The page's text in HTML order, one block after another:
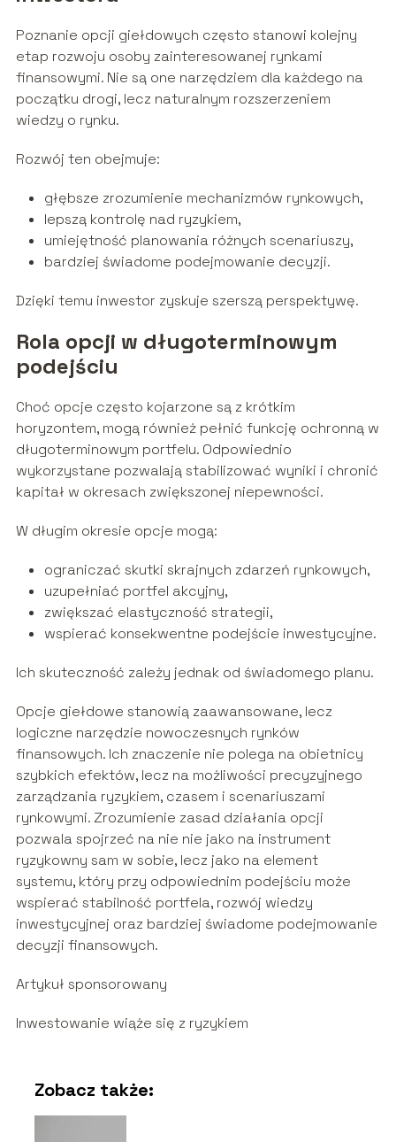
Poznanie opcji giełdowych często stanowi kolejny
etap rozwoju osoby zainteresowanej rynkami
finansowymi. Nie są one narzędziem dla każdego na
początku drogi, lecz naturalnym rozszerzeniem
wiedzy o rynku.
Rozwój ten obejmuje:
głębsze zrozumienie mechanizmów rynkowych,
lepszą kontrolę nad ryzykiem,
umiejętność planowania różnych scenariuszy,
bardziej świadome podejmowanie decyzji.
Dzięki temu inwestor zyskuje szerszą perspektywę.
Rola opcji w długoterminowym
podejściu
Choć opcje często kojarzone są z krótkim
horyzontem, mogą również pełnić funkcję ochronną w
długoterminowym portfelu. Odpowiednio
wykorzystane pozwalają stabilizować wyniki i chronić
kapitał w okresach zwiększonej niepewności.
W długim okresie opcje mogą:
ograniczać skutki skrajnych zdarzeń rynkowych,
uzupełniać portfel akcyjny,
zwiększać elastyczność strategii,
wspierać konsekwentne podejście inwestycyjne.
Ich skuteczność zależy jednak od świadomego planu.
Opcje giełdowe stanowią zaawansowane, lecz
logiczne narzędzie nowoczesnych rynków
finansowych. Ich znaczenie nie polega na obietnicy
szybkich efektów, lecz na możliwości precyzyjnego
zarządzania ryzykiem, czasem i scenariuszami
rynkowymi. Zrozumienie zasad działania opcji
pozwala spojrzeć na nie nie jako na instrument
ryzykowny sam w sobie, lecz jako na element
systemu, który przy odpowiednim podejściu może
wspierać stabilność portfela, rozwój wiedzy
inwestycyjnej oraz bardziej świadome podejmowanie
decyzji finansowych.
Artykuł sponsorowany
Inwestowanie wiąże się z ryzykiem
Zobacz także: